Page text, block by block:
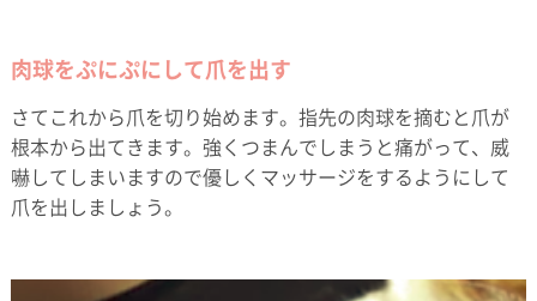
肉球をぷにぷにして爪を出す
さてこれから爪を切り始めます。指先の肉球を摘むと爪が
根本から出てきます。強くつまんでしまうと痛がって、威
嚇してしまいますので優しくマッサージをするようにして
爪を出しましょう。